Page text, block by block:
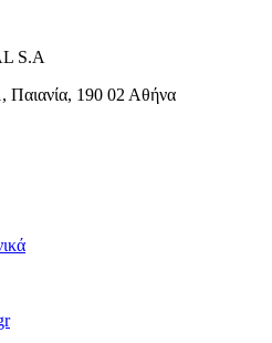
S.A
Παιανία, 190 02 Αθήνα